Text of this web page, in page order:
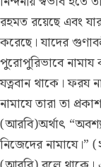
রহমত রয়েছে এবং
করেছে। যাদের
পুরোপুরিভাবে নামায
যত্নবান থাকে। ফরয
নামাযে তারা তা
(আরবি)অর্থাৎ
নিজেদের